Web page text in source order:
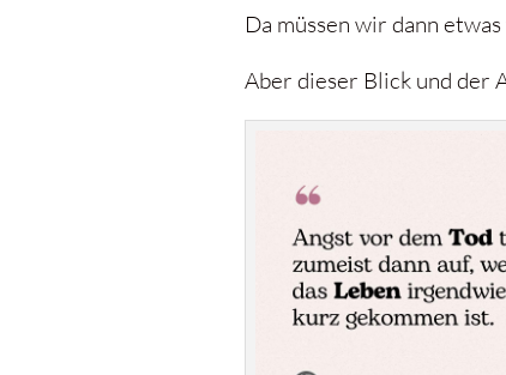
Da müssen wir dann
Aber dieser Blick und der